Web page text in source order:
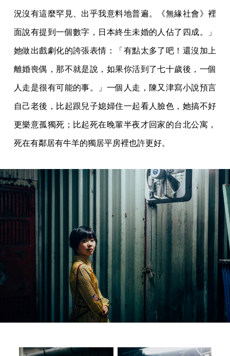
況沒有這麼罕見、出乎我意料地普遍。《無緣社會》裡
面說有提到一個數字，日本終生未婚的人佔了四成。」
她做出戲劇化的誇張表情：「有點太多了吧！還沒加上
離婚喪偶，那不就是說，如果你活到了七十歲後，一個
人走是很有可能的事。」一個人走，陳又津寫小說預言
自己老後，比起跟兒子媳婦住一起看人臉色，她搞不好
更樂意孤獨死；比起死在晚輩半夜才回家的台北公寓，
死在有鄰居有牛羊的獨居平房裡也許更好。